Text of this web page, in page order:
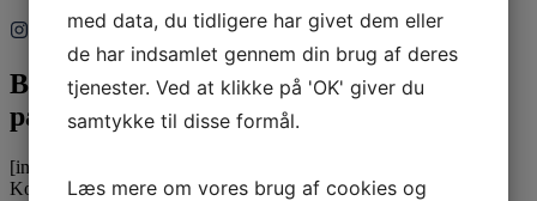
Bliv inspireret
på Instagram
[instagram-feed feed=1]
Kontaktinformation
med data, du tidligere har givet dem eller
de har indsamlet gennem din brug af deres
tjenester. Ved at klikke på 'OK' giver du
samtykke til disse formål.
Læs mere om vores brug af cookies og